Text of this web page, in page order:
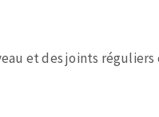
et des joints réguliers